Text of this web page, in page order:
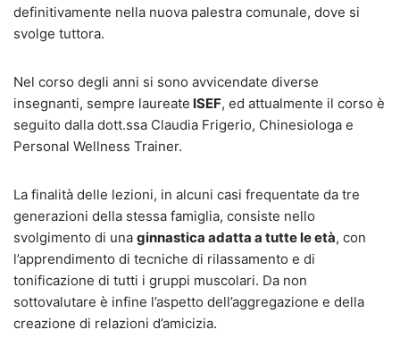
definitivamente nella nuova palestra comunale, dove si
svolge tuttora.
Nel corso degli anni si sono avvicendate diverse
insegnanti, sempre laureate ISEF, ed attualmente il corso è
seguito dalla dott.ssa Claudia Frigerio, Chinesiologa e
Personal Wellness Trainer.
La finalità delle lezioni, in alcuni casi frequentate da tre
generazioni della stessa famiglia, consiste nello
svolgimento di una ginnastica adatta a tutte le età, con
l’apprendimento di tecniche di rilassamento e di
tonificazione di tutti i gruppi muscolari. Da non
sottovalutare è infine l’aspetto dell’aggregazione e della
creazione di relazioni d’amicizia.